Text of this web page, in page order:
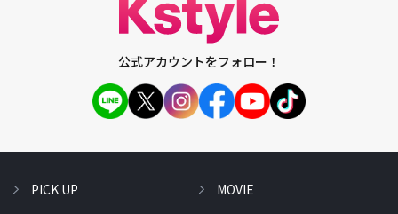
公式アカウントをフォロー！
PICK UP MOVIE